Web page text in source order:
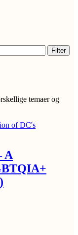
Filter
temaer og
A